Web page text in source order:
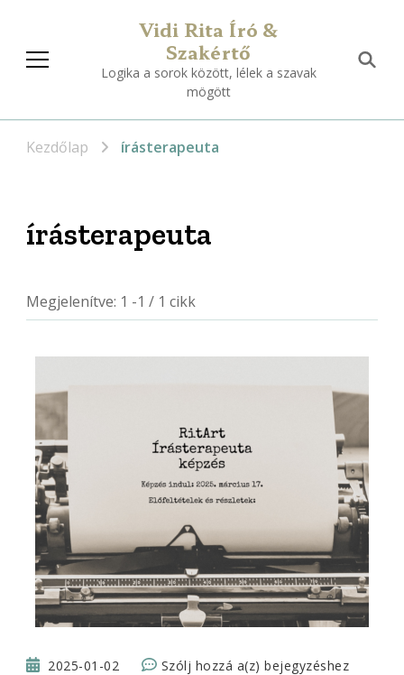
Vidi Rita Író &
Szakértő
Logika a sorok között, lélek a szavak
mögött
Kezdőlap írásterapeuta
írásterapeuta
Megjelenítve: 1 -1 / 1 cikk
2025-01-02 Szólj hozzá a(z)RitArt
bejegyzéshez